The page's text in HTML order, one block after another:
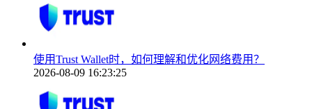
使用Trust Wallet时，如何理解和优化网络费用？
2026-08-09 16:23:25